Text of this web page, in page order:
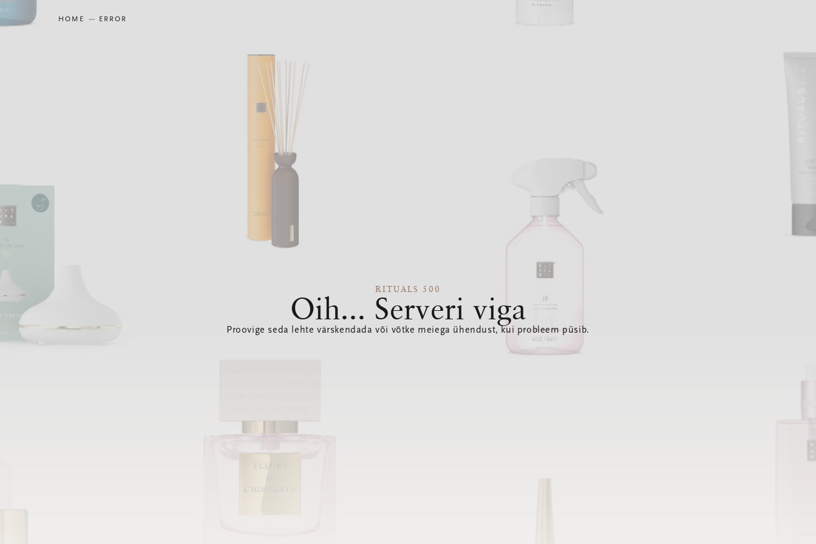
HOME ERROR
RITUALS 500
Oih... Serveri viga
Proovige seda lehte värskendada või võtke meiega ühendust, kui probleem püsib.